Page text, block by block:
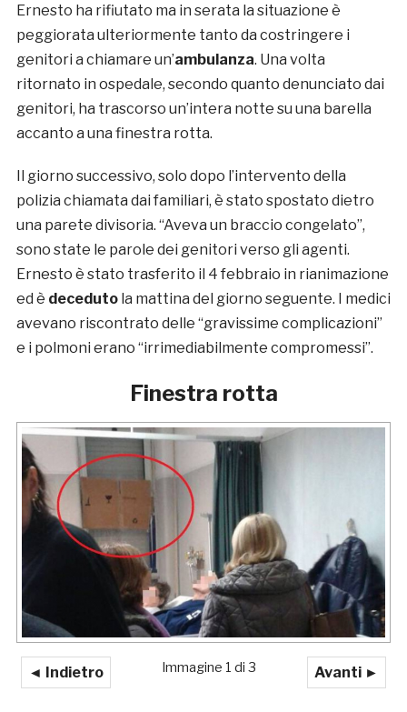
Ernesto ha rifiutato ma in serata la situazione è
peggiorata ulteriormente tanto da costringere i
genitori a chiamare un’ambulanza. Una volta
ritornato in ospedale, secondo quanto denunciato dai
genitori, ha trascorso un’intera notte su una barella
accanto a una finestra rotta.
Il giorno successivo, solo dopo l’intervento della
polizia chiamata dai familiari, è stato spostato dietro
una parete divisoria. “Aveva un braccio congelato”,
sono state le parole dei genitori verso gli agenti.
Ernesto è stato trasferito il 4 febbraio in rianimazione
ed è decedutola mattina del giorno seguente. I medici
avevano riscontrato delle “gravissime complicazioni”
e i polmoni erano “irrimediabilmente compromessi”.
Finestra rotta
◄ Indietro Avanti ►
Immagine 1 di 3